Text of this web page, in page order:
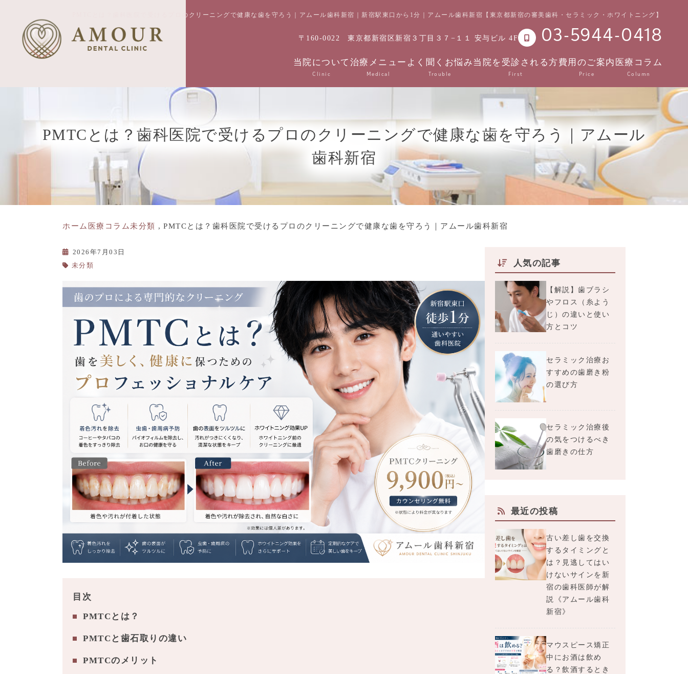
PMTCとは？歯科医院で受けるプロのクリーニングで健康な歯を守ろう｜アムール歯科新宿｜新宿駅東口から1分｜アムール歯科新宿【東京都新宿の審美歯科・セラミック・ホワイトニング】
〒160-0022 東京都新宿区新宿３丁目３７−１１ 安与ビル 4F 03-5944-0418
当院について
Clinic
治療メニュー
Medical
よく聞くお悩み
Trouble
当院を受診される方
First
費用のご案内
Price
医療コラム
Column
PMTCとは？歯科医院で受けるプロのクリーニングで健康な歯を守ろう｜アムール
歯科新宿
ホーム 医療コラム 未分類 PMTCとは？歯科医院で受けるプロのクリーニングで健康な歯を守ろう｜アムール歯科新宿
2026年7月03日
未分類
目次
PMTCとは？
PMTCと歯石取りの違い
PMTCのメリット
人気の記事
【解説】歯ブラシ
やフロス（糸よう
じ）の違いと使い
方とコツ
セラミック治療お
すすめの歯磨き粉
の選び方
セラミック治療後
の気をつけるべき
歯磨きの仕方
最近の投稿
古い差し歯を交換
するタイミングと
は？見逃してはい
けないサインを新
宿の歯科医師が解
説《アムール歯科
新宿》
マウスピース矯正
中にお酒は飲め
る？飲酒するとき